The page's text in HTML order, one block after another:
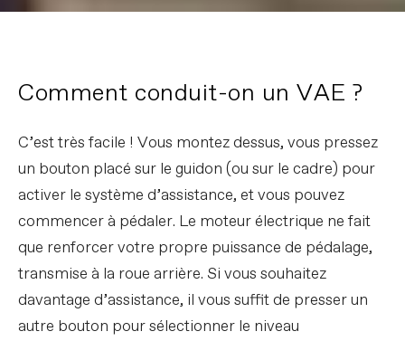
Comment conduit-on un VAE ?
C’est très facile ! Vous montez dessus, vous pressez
un bouton placé sur le guidon (ou sur le cadre) pour
activer le système d’assistance, et vous pouvez
commencer à pédaler. Le moteur électrique ne fait
que renforcer votre propre puissance de pédalage,
transmise à la roue arrière. Si vous souhaitez
davantage d’assistance, il vous suffit de presser un
autre bouton pour sélectionner le niveau